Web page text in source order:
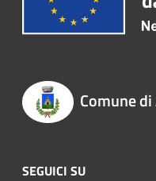
Comune
SEGUICI SU